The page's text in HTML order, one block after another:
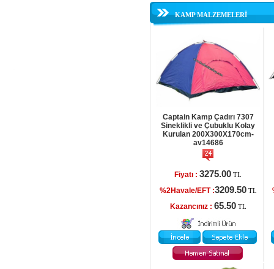
KAMP MALZEMELERİ
Captain Kamp Çadırı 7307
Sineklikli ve Çubuklu Kolay
Kurulan 200X300X170cm-
av14686
Fiyatı : 3275.00 TL
%2Havale/EFT :3209.50 TL
Kazancınız : 65.50 TL